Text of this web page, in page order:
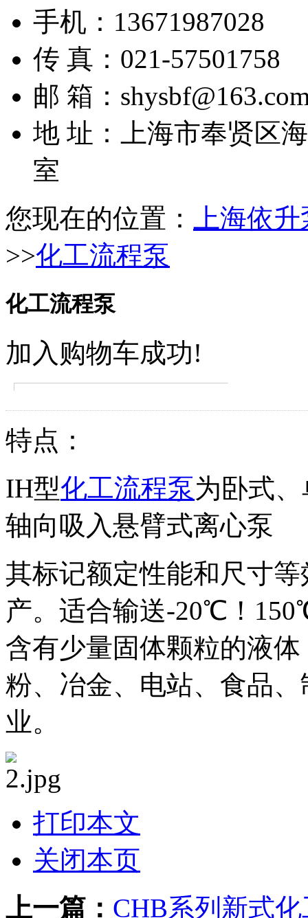
手机：13671987028
传 真：021-57501758
邮 箱：
地 址：上海市奉贤区
室
您现在的位置：
上海依
>>化工流程泵
化工流程泵
加入购物车成功!
其标记额定性能和尺寸
产。适合输送-20℃！
含有少量固体颗粒的液
粉、冶金、电站、食品
业。
打印本文